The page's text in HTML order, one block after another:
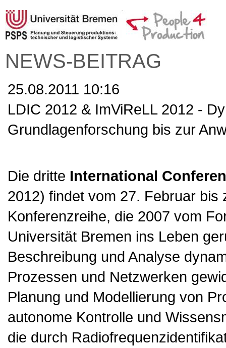
NEWS-BEITRAG
25.08.2011 10:16
LDIC 2012 & ImViReLL 2012 -
Grundlagenforschung bis zur
Die dritte International
2012) findet vom 27. Februar
Konferenzreihe, die 2007 vom
Universität Bremen ins Leben
Beschreibung und Analyse
Prozessen und Netzwerken
Planung und Modellierung von
autonome Kontrolle und
die durch